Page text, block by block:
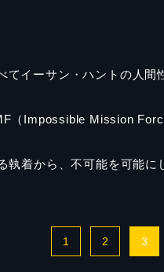
てイーサン・ハントの人間
（Impossible Mission
執着から、不可能を可能に
1 2 3